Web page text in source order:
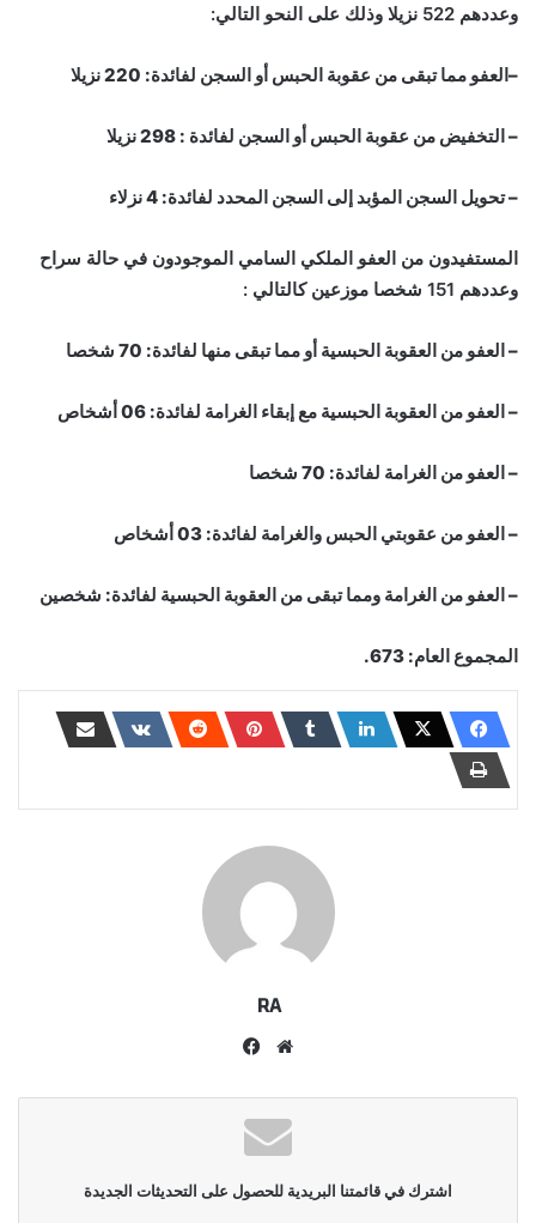
وعددهم 522 نزيلا وذلك على النحو التالي:
–العفو مما تبقى من عقوبة الحبس أو السجن لفائدة: 220 نزيلا
– التخفيض من عقوبة الحبس أو السجن لفائدة : 298 نزيلا
– تحويل السجن المؤبد إلى السجن المحدد لفائدة: 4 نزلاء
المستفيدون من العفو الملكي السامي الموجودون في حالة سراح
وعددهم 151 شخصا موزعين كالتالي :
– العفو من العقوبة الحبسية أو مما تبقى منها لفائدة: 70 شخصا
– العفو من العقوبة الحبسية مع إبقاء الغرامة لفائدة: 06 أشخاص
– العفو من الغرامة لفائدة: 70 شخصا
– العفو من عقوبتي الحبس والغرامة لفائدة: 03 أشخاص
– العفو من الغرامة ومما تبقى من العقوبة الحبسية لفائدة: شخصين
المجموع العام: 673.
RA
موقع
اشترك في قائمتنا البريدية للحصول على التحديثات الجديدة